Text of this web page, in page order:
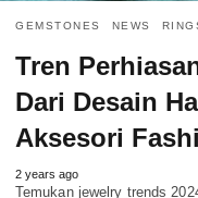
GEMSTONES NEWS
Tren
Dari Desain
Aksesori
2 years ago
Temukan jewelry trends